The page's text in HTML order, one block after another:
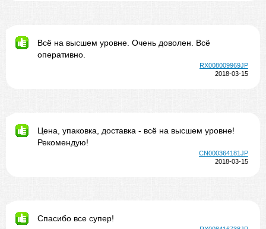
Всё на высшем уровне. Очень доволен. Всё
оперативно.
RX008009969JP
2018-03-15
Цена, упаковка, доставка - всё на высшем уровне!
Рекомендую!
CN000364181JP
2018-03-15
Спасибо все супер!